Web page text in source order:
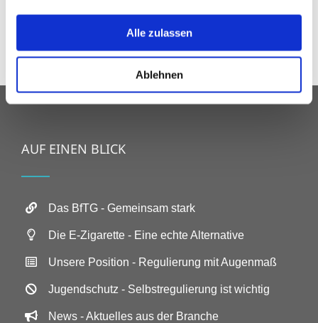
Alle zulassen
Ablehnen
AUF EINEN BLICK
Das BfTG - Gemeinsam stark
Die E-Zigarette - Eine echte Alternative
Unsere Position - Regulierung mit Augenmaß
Jugendschutz - Selbstregulierung ist wichtig
News - Aktuelles aus der Branche